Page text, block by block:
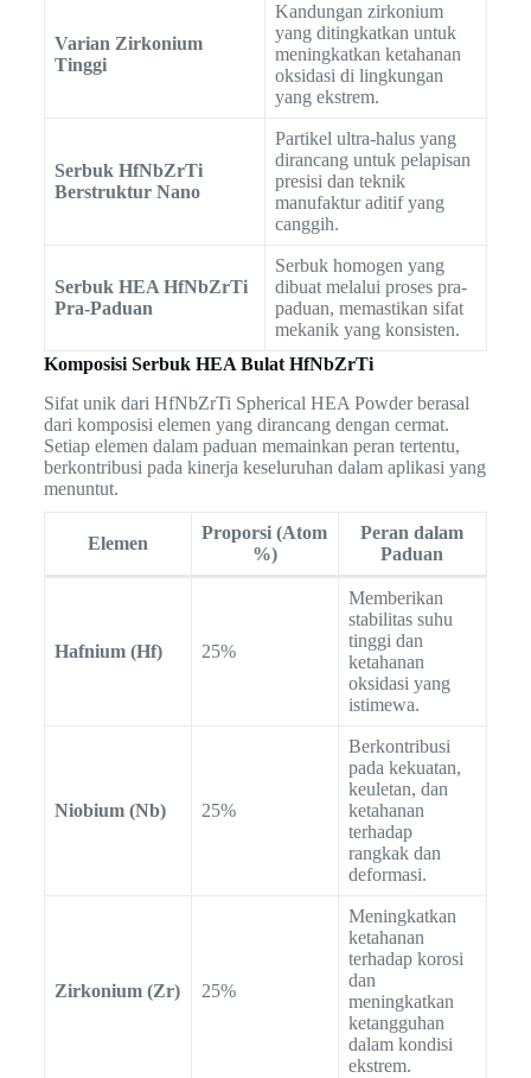
Varian Zirkonium
Tinggi
Kandungan zirkonium
yang ditingkatkan untuk
meningkatkan ketahanan
oksidasi di lingkungan
yang ekstrem.
Serbuk HfNbZrTi
Berstruktur Nano
Partikel ultra-halus yang
dirancang untuk pelapisan
presisi dan teknik
manufaktur aditif yang
canggih.
Serbuk HEA HfNbZrTi
Pra-Paduan
Serbuk homogen yang
dibuat melalui proses pra-
paduan, memastikan sifat
mekanik yang konsisten.
Komposisi Serbuk HEA Bulat HfNbZrTi
Sifat unik dari HfNbZrTi Spherical HEA Powder berasal
dari komposisi elemen yang dirancang dengan cermat.
Setiap elemen dalam paduan memainkan peran tertentu,
berkontribusi pada kinerja keseluruhan dalam aplikasi yang
menuntut.
Elemen
Proporsi (Atom
%)
Peran dalam
Paduan
Hafnium (Hf) 25%
Memberikan
stabilitas suhu
tinggi dan
ketahanan
oksidasi yang
istimewa.
Niobium (Nb) 25%
Berkontribusi
pada kekuatan,
keuletan, dan
ketahanan
terhadap
rangkak dan
deformasi.
Zirkonium (Zr) 25%
Meningkatkan
ketahanan
terhadap korosi
dan
meningkatkan
ketangguhan
dalam kondisi
ekstrem.